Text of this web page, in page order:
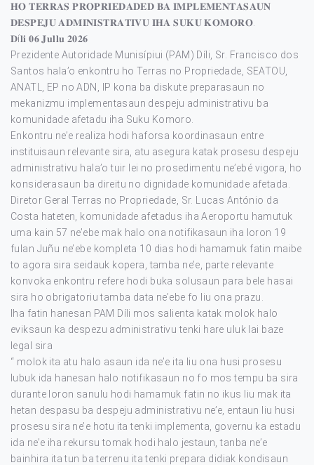
𝐇𝐎 𝐓𝐄𝐑𝐑𝐀𝐒 𝐏𝐑𝐎𝐏𝐑𝐈𝐄𝐃𝐀𝐃𝐄𝐃 𝐁𝐀 𝐈𝐌𝐏𝐋𝐄𝐌𝐄𝐍𝐓𝐀𝐒𝐀𝐔𝐍
𝐃𝐄𝐒𝐏𝐄𝐉𝐔 𝐀𝐃𝐌𝐈𝐍𝐈𝐒𝐓𝐑𝐀𝐓𝐈𝐕𝐔 𝐈𝐇𝐀 𝐒𝐔𝐊𝐔 𝐊𝐎𝐌𝐎𝐑𝐎.
𝐃í𝐥𝐢 𝟎𝟔 𝐉𝐮𝐥𝐥𝐮 𝟐𝟎𝟐𝟔
Prezidente Autoridade Munisípiui (PAM) Díli, Sr. Francisco dos
Santos hala’o enkontru ho Terras no Propriedade, SEATOU,
ANATL, EP no ADN, IP kona ba diskute preparasaun no
mekanizmu implementasaun despeju administrativu ba
komunidade afetadu iha Suku Komoro.
Enkontru ne’e realiza hodi haforsa koordinasaun entre
instituisaun relevante sira, atu asegura katak prosesu despeju
administrativu hala’o tuir lei no prosedimentu ne’ebé vigora, ho
konsiderasaun ba direitu no dignidade komunidade afetada.
Diretor Geral Terras no Propriedade, Sr. Lucas António da
Costa hateten, komunidade afetadus iha Aeroportu hamutuk
uma kain 57 ne’ebe mak halo ona notifikasaun iha loron 19
fulan Juñu ne’ebe kompleta 10 dias hodi hamamuk fatin maibe
to agora sira seidauk kopera, tamba ne’e, parte relevante
konvoka enkontru refere hodi buka solusaun para bele hasai
sira ho obrigatoriu tamba data ne’ebe fo liu ona prazu.
Iha fatin hanesan PAM Díli mos salienta katak molok halo
eviksaun ka despezu administrativu tenki hare uluk lai baze
legal sira
“ molok ita atu halo asaun ida ne’e ita liu ona husi prosesu
lubuk ida hanesan halo notifikasaun no fo mos tempu ba sira
durante loron sanulu hodi hamamuk fatin no ikus liu mak ita
hetan despasu ba despeju administrativu ne’e, entaun liu husi
prosesu sira ne’e hotu ita tenki implementa, governu ka estadu
ida ne’e iha rekursu tomak hodi halo jestaun, tanba ne’e
bainhira ita tun ba terrenu ita tenki prepara didiak kondisaun